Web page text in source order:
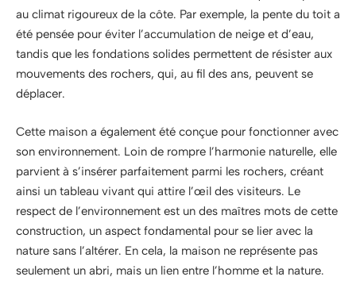
au climat rigoureux de la côte. Par exemple, la pente du toit a
été pensée pour éviter l’accumulation de neige et d’eau,
tandis que les fondations solides permettent de résister aux
mouvements des rochers, qui, au fil des ans, peuvent se
déplacer.
Cette maison a également été conçue pour fonctionner avec
son environnement. Loin de rompre l’harmonie naturelle, elle
parvient à s’insérer parfaitement parmi les rochers, créant
ainsi un tableau vivant qui attire l’œil des visiteurs. Le
respect de l’environnement est un des maîtres mots de cette
construction, un aspect fondamental pour se lier avec la
nature sans l’altérer. En cela, la maison ne représente pas
seulement un abri, mais un lien entre l’homme et la nature.